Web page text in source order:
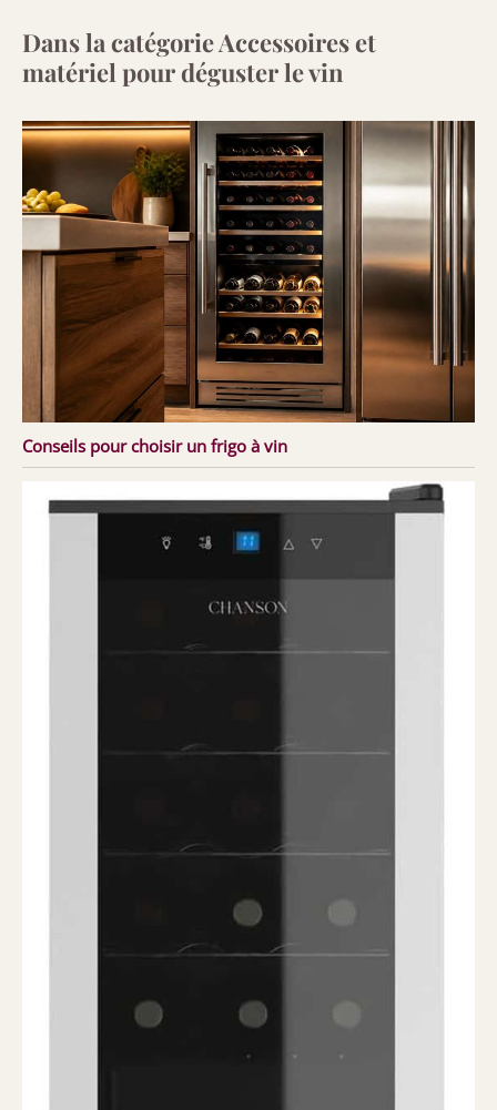
Dans la catégorie Accessoires et
matériel pour déguster le vin
Conseils pour choisir un frigo à vin